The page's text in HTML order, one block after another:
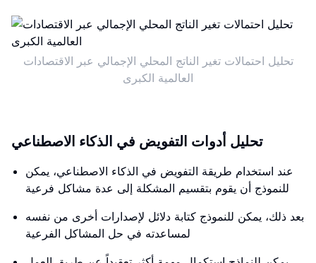
تحليل احتمالات تغير الناتج المحلي الإجمالي عبر الاقتصادات
العالمية الكبرى
تحليل أدوات التفويض في الذكاء الاصطناعي
عند استخدام طريقة التفويض في الذكاء الاصطناعي، يمكن
للنموذج أن يقوم بتقسيم المشكلة إلى عدة مشاكل فرعية
بعد ذلك، يمكن للنموذج كتابة دلائل لإصدارات أخرى من نفسه
لمساعدته في حل المشاكل الفرعية